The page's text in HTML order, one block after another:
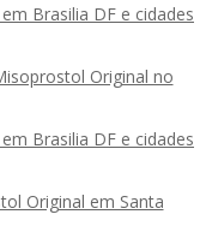
Brasilia DF e cidades
Original no
Brasilia DF e cidades
Original em Santa